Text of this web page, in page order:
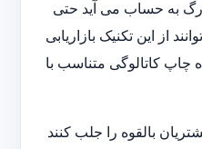
به حساب می آید حتی
از این تکنیک بازاریابی
چاپ کاتالوگی متناسب با
بالقوه را جلب کنند